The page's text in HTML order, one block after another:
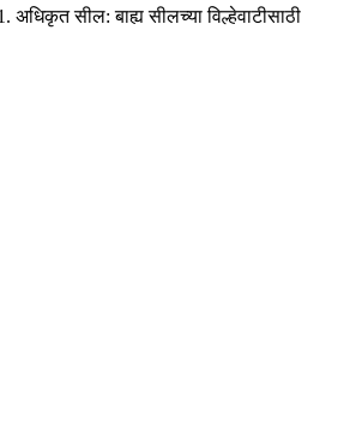
सील: बाह्य सीलच्या विल्हेवाटीसाठी